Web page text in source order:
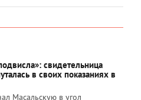
свидетельница
в своих показаниях в
Масальскую в угол